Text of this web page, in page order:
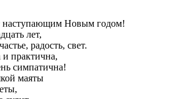
наступающим Новым годом!
лет,
радость, свет.
практична,
симпатична!
маяты